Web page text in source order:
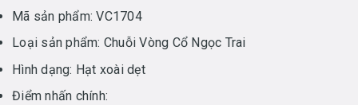
Mã sản phẩm: VC1704
Loại sản phẩm: Chuỗi Vòng Cổ Ngọc Trai
Hình dạng: Hạt xoài dẹt
Điểm nhấn chính: